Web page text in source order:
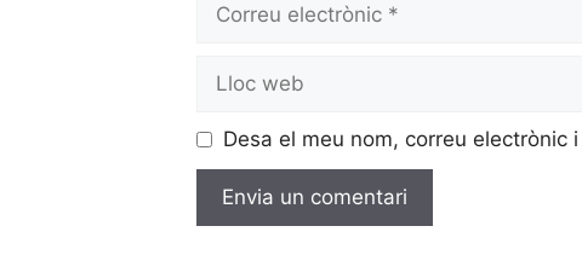
electrònic
web
Desa el meu nom, correu